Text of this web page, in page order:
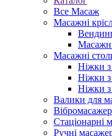
Все Масаж
Масажні
Масажні
Ніжки
Ніжки з
Ніжки
Валики для
Стаціонарні
Ручні